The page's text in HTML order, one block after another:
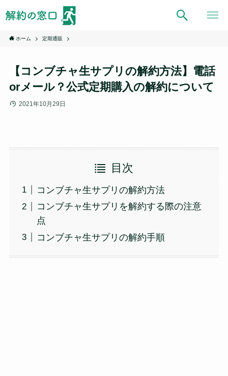
ホーム 定期通販
【コンブチャ生サプリの解約方法】電話
orメール？公式定期購入の解約について
2021年10月29日
目次
コンブチャ生サプリの解約方法
コンブチャ生サプリを解約する際の注意
点
コンブチャ生サプリの解約手順